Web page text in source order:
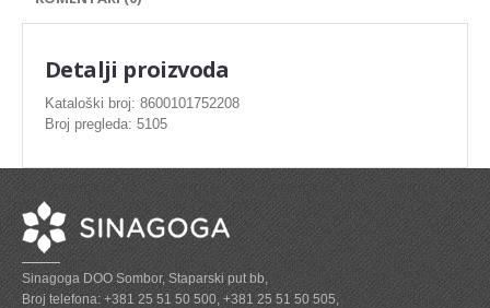
ZAMRZNUTO MESO SVINJSKO
ZAMRZNUTA RIBA
ZAMRZNUTO MESO PILETINA
PASTETE I MESNI NARESCI
TUNJEVINE I KONZERVE
GOTOVA JELA
Detalji proizvoda
Kataloški broj: 8600101752208
Broj pregleda: 5105
Sinagoga DOO Sombor, Staparski put bb,
Broj telefona: +381 25 51 50 500, +381 25 51 50 505,